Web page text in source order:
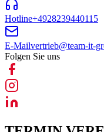
Hotline+4928239440115
E-Mailvertrieb@team-it-
Folgen Sie uns